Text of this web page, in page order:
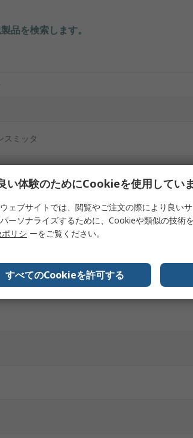
品を検索します。
スミッタ
い体験のためにCookieを使用してい
ェブサイトでは、閲覧やご注文の際により良い
ーソナライズするために、Cookieや類似の技術
リシ ーをご覧ください。
すべてのCookieを許可する